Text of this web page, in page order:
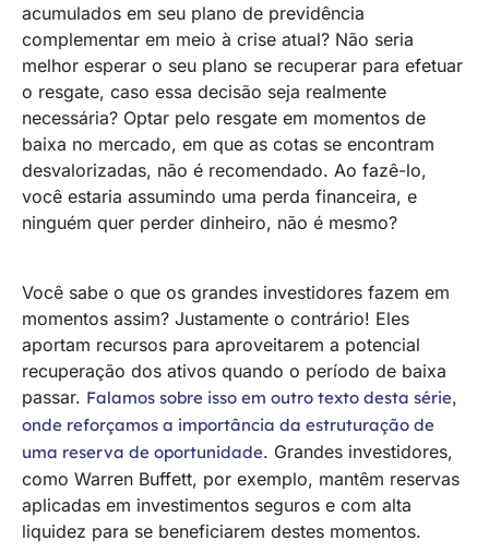
acumulados em seu plano de previdência
complementar em meio à crise atual? Não seria
melhor esperar o seu plano se recuperar para efetuar
o resgate, caso essa decisão seja realmente
necessária? Optar pelo resgate em momentos de
baixa no mercado, em que as cotas se encontram
desvalorizadas, não é recomendado. Ao fazê-lo,
você estaria assumindo uma perda financeira, e
ninguém quer perder dinheiro, não é mesmo?
Você sabe o que os grandes investidores fazem em
momentos assim? Justamente o contrário! Eles
aportam recursos para aproveitarem a potencial
recuperação dos ativos quando o período de baixa
passar. Falamos sobre isso em outro texto desta série,
onde reforçamos a importância da estruturação de
uma reserva de oportunidade. Grandes investidores,
como Warren Buffett, por exemplo, mantêm reservas
aplicadas em investimentos seguros e com alta
liquidez para se beneficiarem destes momentos.